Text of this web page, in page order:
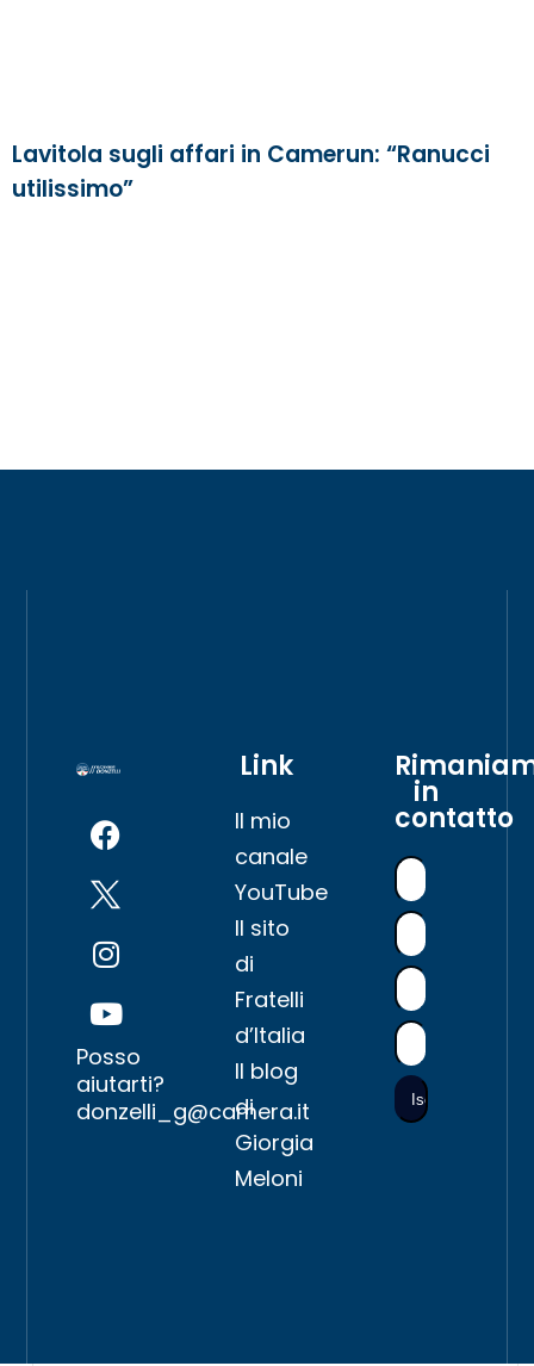
Lavitola sugli affari in Camerun: “Ranucci
utilissimo”
Posso
aiutarti?
donzelli_g@camera.it
Link
Il mio
canale
YouTube
Il sito
di
Fratelli
d’Italia
Il blog
di
Giorgia
Meloni
in
contatto